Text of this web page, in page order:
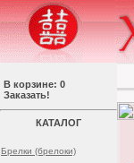
В корзине: 0
Заказать!
КАТАЛОГ
Брелки (брелоки)